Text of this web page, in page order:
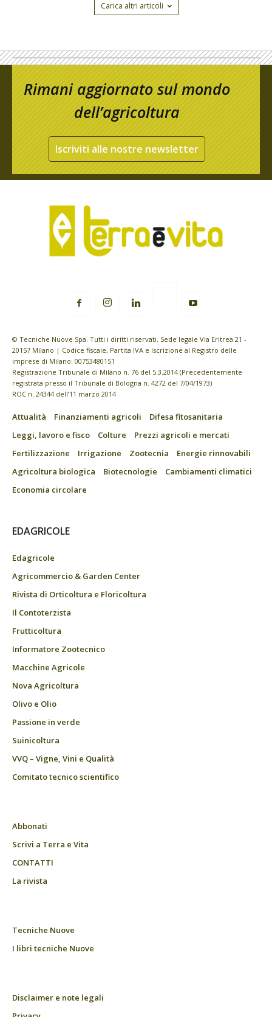
Carica altri articoli
Rimani aggiornato sul mondo
dell’agricoltura
Iscriviti alle nostre newsletter
© Tecniche Nuove Spa. Tutti i diritti riservati. Sede legale Via Eritrea 21 -
20157 Milano | Codice fiscale, Partita IVA e Iscrizione al Registro delle
imprese di Milano: 00753480151
Registrazione Tribunale di Milano n. 76 del 5.3.2014 (Precedentemente
registrata presso il Tribunale di Bologna n. 4272 del 7/04/1973)
ROC n. 24344 dell’11 marzo 2014
Attualità Finanziamenti agricoli
Difesa fitosanitaria
Leggi, lavoro e fisco
Colture
Prezzi agricoli e mercati
Fertilizzazione
Irrigazione Zootecnia
Energie rinnovabili
Agricoltura biologica
Biotecnologie
Cambiamenti climatici
Economia circolare
EDAGRICOLE
Edagricole
Agricommercio & Garden Center
Rivista di Orticoltura e Floricoltura
Il Contoterzista
Frutticoltura
Informatore Zootecnico
Macchine Agricole
Nova Agricoltura
Olivo e Olio
Passione in verde
Suinicoltura
VVQ – Vigne, Vini e Qualità
Comitato tecnico scientifico
Abbonati
Scrivi a Terra e Vita
CONTATTI
La rivista
Tecniche Nuove
I libri tecniche Nuove
Disclaimer e note legali